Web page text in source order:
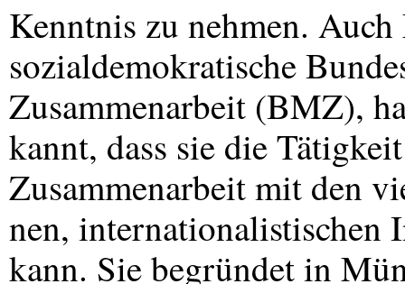
Kenntnis zu nehmen.
sozialdemokratische
Zusammenarbeit (BMZ),
kannt, dass sie die
Zusammenarbeit mit den
nen, internationalistischen
kann. Sie begründet in